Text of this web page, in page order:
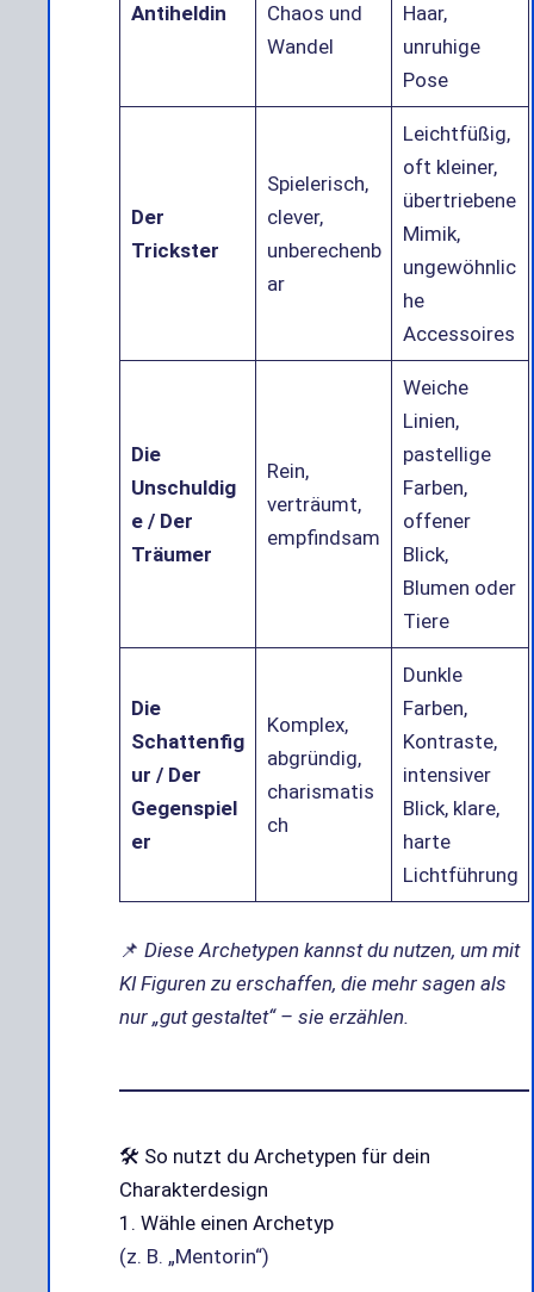
Antiheldin
Chaos und
Wandel
Haar,
unruhige
Pose
Der
Trickster
Spielerisch,
clever,
unberechenb
ar
Leichtfüßig,
oft kleiner,
übertriebene
Mimik,
ungewöhnlic
he
Accessoires
Die
Unschuldig
e / Der
Träumer
Rein,
verträumt,
empfindsam
Weiche
Linien,
pastellige
Farben,
offener
Blick,
Blumen oder
Tiere
Die
Schattenfig
ur / Der
Gegenspiel
er
Komplex,
abgründig,
charismatis
ch
Dunkle
Farben,
Kontraste,
intensiver
Blick, klare,
harte
Lichtführung
📌Diese Archetypen kannst du nutzen, um mit
KI Figuren zu erschaffen, die mehr sagen als
nur „gut gestaltet“ – sie erzählen.
🛠️ So nutzt du Archetypen für dein
Charakterdesign
1. Wähle einen Archetyp
(z. B. „Mentorin“)